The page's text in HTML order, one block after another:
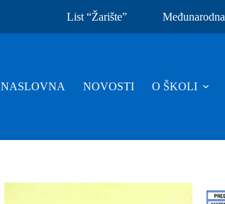
List “Žarište”
NASLOVNA NOVOSTI O ŠKOLI